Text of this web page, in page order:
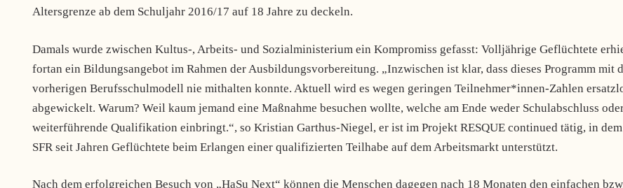
Altersgrenze ab dem Schuljahr 2016/17 auf 18 Jahre zu deckeln.
Damals wurde zwischen Kultus-, Arbeits- und Sozialministerium ein Kompromiss gefasst: Volljährige Geflüchtete
fortan ein Bildungsangebot im Rahmen der Ausbildungsvorbereitung. „Inzwischen ist klar, dass dieses Programm mit
vorherigen Berufsschulmodell nie mithalten konnte. Aktuell wird es wegen geringen Teilnehmer*innen-Zahlen
abgewickelt. Warum? Weil kaum jemand eine Maßnahme besuchen wollte, welche am Ende weder Schulabschluss
weiterführende Qualifikation einbringt.“, so Kristian Garthus-Niegel, er ist im Projekt RESQUE continued tätig, in
SFR seit Jahren Geflüchtete beim Erlangen einer qualifizierten Teilhabe auf dem Arbeitsmarkt unterstützt.
Nach dem erfolgreichen Besuch von „HaSu Next“ können die Menschen dagegen nach 18 Monaten den einfachen